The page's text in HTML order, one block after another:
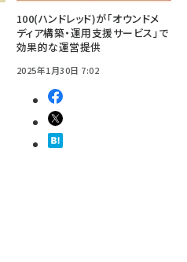
100(ハンドレッド)が「オウンドメ
ディア構築・運用支援サービス」で
効果的な運営提供
2025年1月30日 7:02